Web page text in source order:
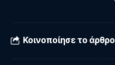
Κοινοποίησε το άρθρο